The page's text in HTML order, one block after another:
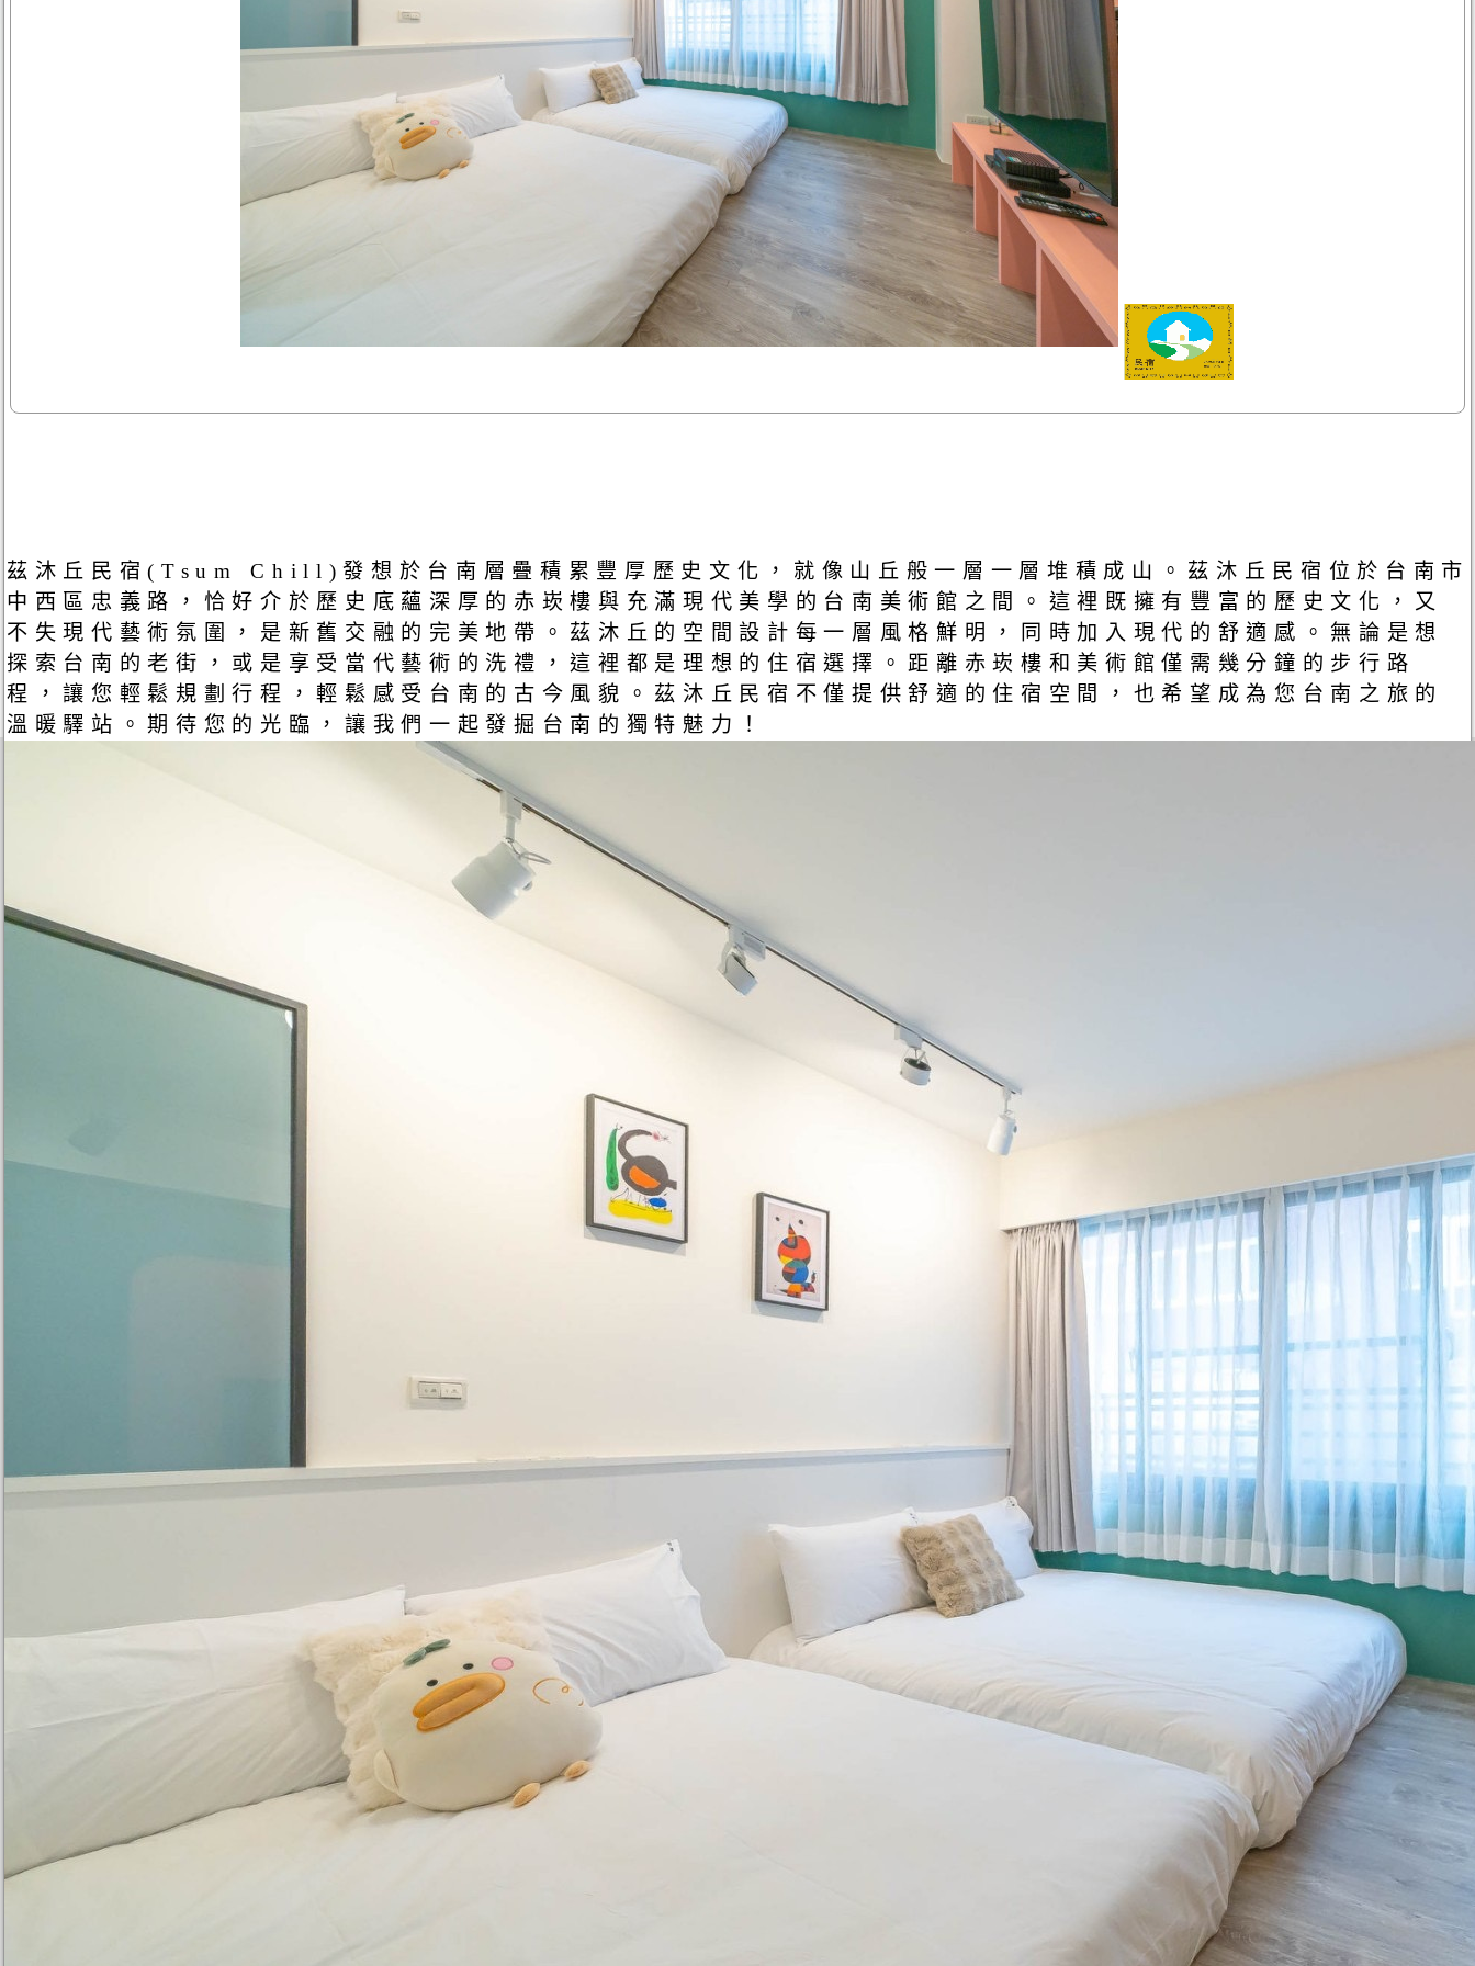
茲沐丘民宿(Tsum Chill)發想於台南層疊積累豐厚歷史文化，就像山丘般一層一層堆積成山。茲沐丘民宿位於台南市
中西區忠義路，恰好介於歷史底蘊深厚的赤崁樓與充滿現代美學的台南美術館之間。這裡既擁有豐富的歷史文化，又
不失現代藝術氛圍，是新舊交融的完美地帶。茲沐丘的空間設計每一層風格鮮明，同時加入現代的舒適感。無論是想
探索台南的老街，或是享受當代藝術的洗禮，這裡都是理想的住宿選擇。距離赤崁樓和美術館僅需幾分鐘的步行路
程，讓您輕鬆規劃行程，輕鬆感受台南的古今風貌。茲沐丘民宿不僅提供舒適的住宿空間，也希望成為您台南之旅的
溫暖驛站。期待您的光臨，讓我們一起發掘台南的獨特魅力！